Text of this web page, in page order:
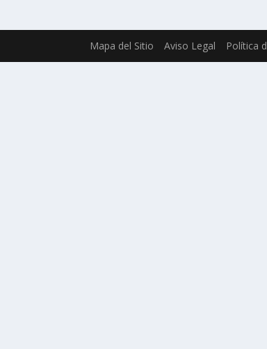
Mapa del Sitio Aviso Legal Política